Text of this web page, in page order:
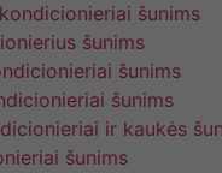
šunims
šunims
šunims
šunims
ir kaukės
šunims